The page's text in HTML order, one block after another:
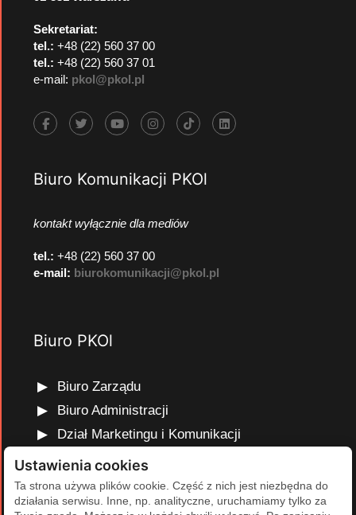
Sekretariat:
tel.: +48 (22) 560 37 00
tel.: +48 (22) 560 37 01
e-mail: pkol@pkol.pl
Biuro Komunikacji PKOl
kontakt wyłącznie dla mediów
tel.: +48 (22) 560 37 00
e-mail: biurokomunikacji@pkol.pl
Biuro PKOl
Biuro Zarządu
Biuro Administracji
Dział Marketingu i Komunikacji
Dział Edukacji Olimpijskiej
Dział Finansów i Kadr
Dział Projektów Olimpijskich
Ustawienia cookies
Ta strona używa plików cookie. Część z nich jest niezbędna do
działania serwisu. Inne, np. analityczne, uruchamiamy tylko za